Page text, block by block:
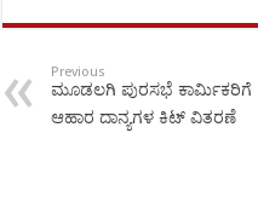
Previous
ಮೂಡಲಗಿ ಪುರಸಭೆ ಕಾರ್ಮಿಕರಿಗೆ
ಆಹಾರ ದಾನ್ಯಗಳ ಕಿಟ್ ವಿತರಣೆ